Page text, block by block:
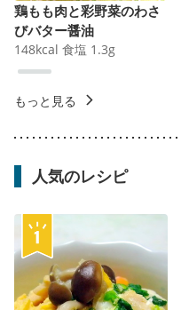
鶏もも肉と彩野菜のわさ
びバター醤油
148kcal 食塩 1.3g
もっと見る
人気のレシピ